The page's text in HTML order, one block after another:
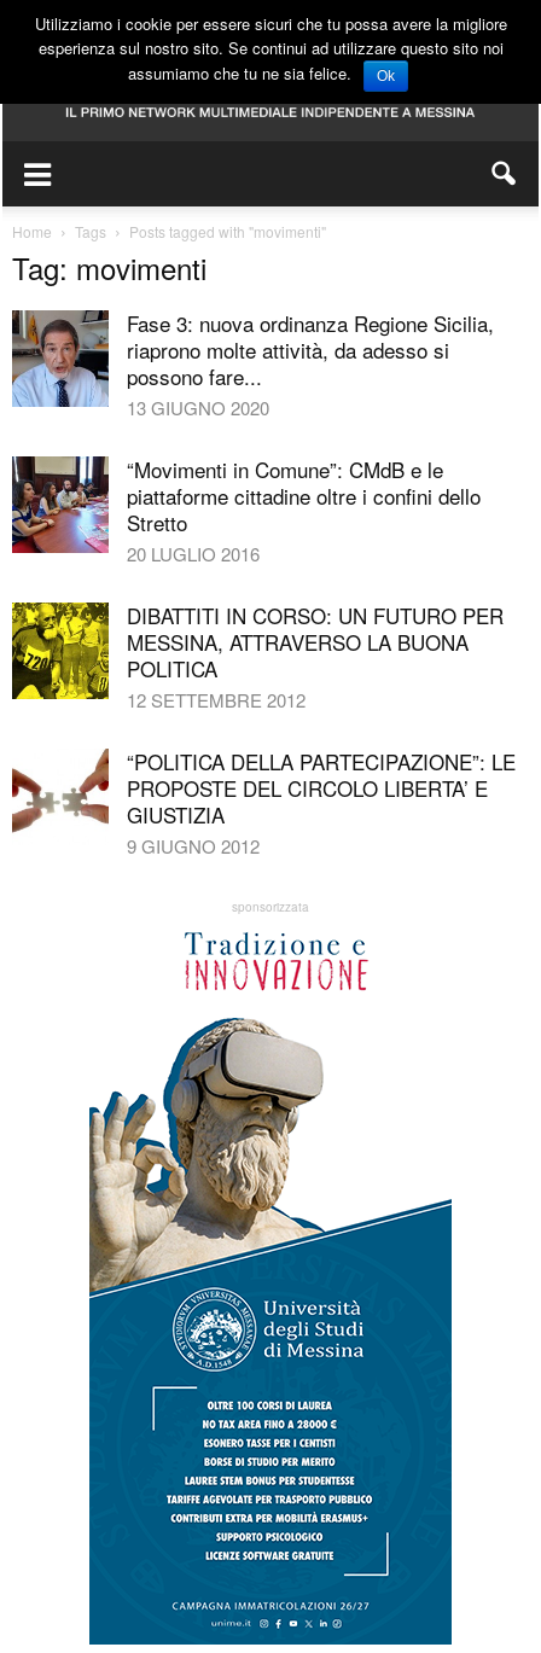
Home Tags Posts tagged with "movimenti"
Tag: movimenti
Fase 3: nuova ordinanza Regione Sicilia,
riaprono molte attività, da adesso si
possono fare...
13 GIUGNO 2020
“Movimenti in Comune”: CMdB e le
piattaforme cittadine oltre i confini dello
Stretto
20 LUGLIO 2016
DIBATTITI IN CORSO: UN FUTURO PER
MESSINA, ATTRAVERSO LA BUONA
POLITICA
12 SETTEMBRE 2012
“POLITICA DELLA PARTECIPAZIONE”: LE
PROPOSTE DEL CIRCOLO LIBERTA’ E
GIUSTIZIA
9 GIUGNO 2012
sponsorizzata
Utilizziamo i cookie per essere sicuri che tu possa avere la migliore
esperienza sul nostro sito. Se continui ad utilizzare questo sito noi
assumiamo che tu ne sia felice.
Ok